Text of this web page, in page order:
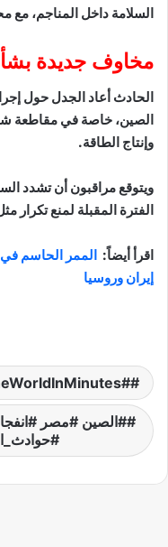
السلامة داخل المناجم، مع
مخاوف جديدة
الحادث أعاد الجدل حول
الصين، خاصة في مقاطعة
وإنتاج الطاقة.
ويتوقع مراقبون أن تشدد
الفترة المقبلة لمنع تكرار
اقرأ أيضاً: الممر الحاسم
إيران وروسيا
#TheWorldInMinutes #العالم_في_دقائق
#الصين #مصر